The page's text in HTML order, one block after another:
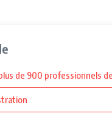
de 900 professionnels